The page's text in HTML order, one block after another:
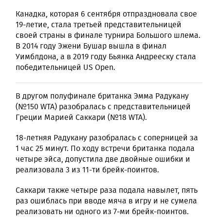
Канадка, которая 6 сентября отпраздновала свое
19-летие, стала третьей представительницей
своей страны в финале турнира Большого шлема.
В 2014 году Эжени Бушар вышла в финал
Уимблдона, а в 2019 году Бьянка Андрееску стала
победительницей US Open.
В другом полуфинале британка Эмма Радукану
(№150 WTA) разобралась с представительницей
Греции Марией Саккари (№18 WTA).
18-летняя Радукану разобралась с соперницей за
1 час 25 минут. По ходу встречи британка подала
четыре эйса, допустила две двойные ошибки и
реализовала 3 из 11-ти брейк-поинтов.
Саккари также четыре раза подала навылет, пять
раз ошиблась при вводе мяча в игру и не сумела
реализовать ни одного из 7-ми брейк-поинтов.